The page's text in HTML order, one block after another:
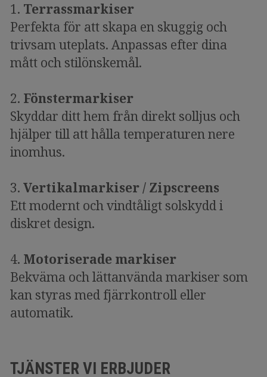
1. Terrassmarkiser
Perfekta för att skapa en skuggig och
trivsam uteplats. Anpassas efter dina
mått och stilönskemål.
2. Fönstermarkiser
Skyddar ditt hem från direkt solljus och
hjälper till att hålla temperaturen nere
inomhus.
3. Vertikalmarkiser / Zipscreens
Ett modernt och vindtåligt solskydd i
diskret design.
4. Motoriserade markiser
Bekväma och lättanvända markiser som
kan styras med fjärrkontroll eller
automatik.
TJÄNSTER VI ERBJUDER